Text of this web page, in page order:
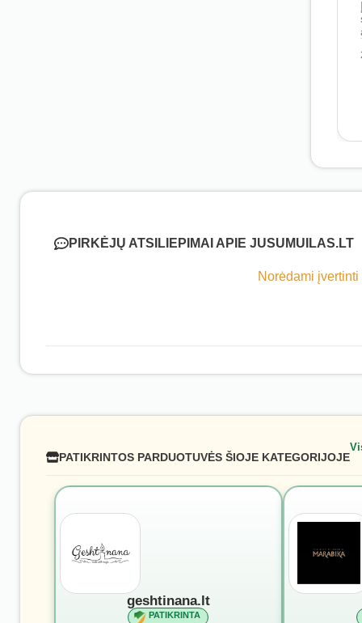
PIRKĖJŲ ATSILIEPIMAI APIE JUSUMUILAS.LT
Norėdami
PATIKRINTOS PARDUOTUVĖS ŠIOJE KATEGORIJOJE
geshtinana.lt
PATIKRINTA